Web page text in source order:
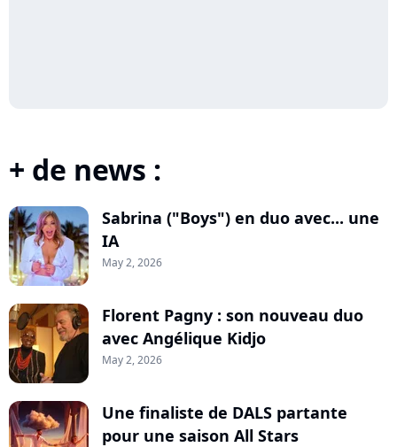
+ de news :
Sabrina ("Boys") en duo avec... une
IA
May 2, 2026
Florent Pagny : son nouveau duo
avec Angélique Kidjo
May 2, 2026
Une finaliste de DALS partante
pour une saison All Stars